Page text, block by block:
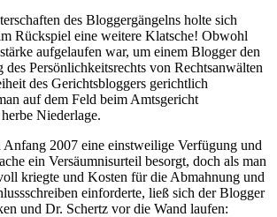
des Bloggergängelns holte sich
Rückspiel eine weitere Klatsche! Obwohl
aufgelaufen war, um einem Blogger den
des Persönlichkeitsrechts von Rechtsanwälten
des Gerichtsbloggers gerichtlich
auf dem Feld beim Amtsgericht
Niederlage.
Anfang 2007 eine einstweilige Verfügung und
ein Versäumnisurteil besorgt, doch als man
kriegte und Kosten für die Abmahnung und
einforderte, ließ sich der Blogger
und Dr. Schertz vor die Wand laufen: